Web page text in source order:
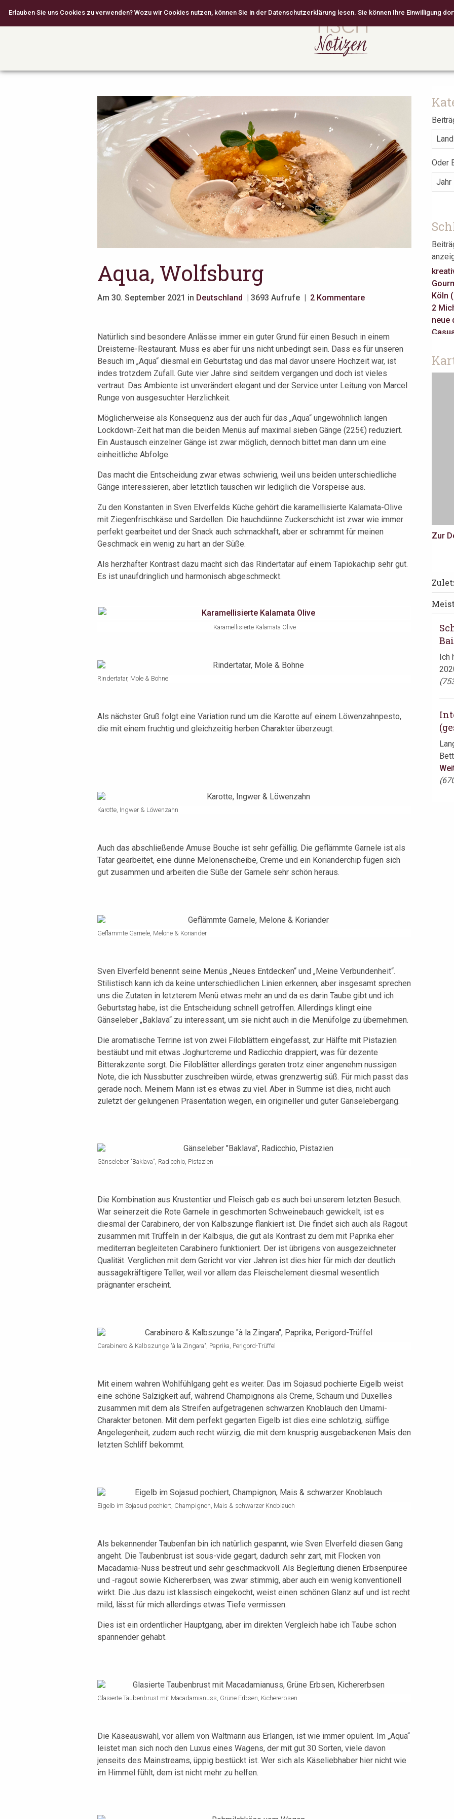
Aqua, Wolfsburg
Am 30. September 2021 in Deutschland | 3693 Aufrufe | 2 Kommentare
Natürlich sind besondere Anlässe immer ein guter Grund für einen Besuch in einem
Dreisterne-Restaurant. Muss es aber für uns nicht unbedingt sein. Dass es für unseren
Besuch im „Aqua“ diesmal ein Geburtstag und das mal davor unsere Hochzeit war, ist
indes trotzdem Zufall. Gute vier Jahre sind seitdem vergangen und doch ist vieles
vertraut. Das Ambiente ist unverändert elegant und der Service unter Leitung von Marcel
Runge von ausgesuchter Herzlichkeit.
Möglicherweise als Konsequenz aus der auch für das „Aqua“ ungewöhnlich langen
Lockdown-Zeit hat man die beiden Menüs auf maximal sieben Gänge (225€) reduziert.
Ein Austausch einzelner Gänge ist zwar möglich, dennoch bittet man dann um eine
einheitliche Abfolge.
Das macht die Entscheidung zwar etwas schwierig, weil uns beiden unterschiedliche
Gänge interessieren, aber letztlich tauschen wir lediglich die Vorspeise aus.
Zu den Konstanten in Sven Elverfelds Küche gehört die karamellisierte Kalamata-Olive
mit Ziegenfrischkäse und Sardellen. Die hauchdünne Zuckerschicht ist zwar wie immer
perfekt gearbeitet und der Snack auch schmackhaft, aber er schrammt für meinen
Geschmack ein wenig zu hart an der Süße.
Als herzhafter Kontrast dazu macht sich das Rindertatar auf einem Tapiokachip sehr gut.
Es ist unaufdringlich und harmonisch abgeschmeckt.
Karamellisierte Kalamata Olive
Rindertatar, Mole & Bohne
Als nächster Gruß folgt eine Variation rund um die Karotte auf einem Löwenzahnpesto,
die mit einem fruchtig und gleichzeitig herben Charakter überzeugt.
Karotte, Ingwer & Löwenzahn
Auch das abschließende Amuse Bouche ist sehr gefällig. Die geflämmte Garnele ist als
Tatar gearbeitet, eine dünne Melonenscheibe, Creme und ein Korianderchip fügen sich
gut zusammen und arbeiten die Süße der Garnele sehr schön heraus.
Geflämmte Garnele, Melone & Koriander
Sven Elverfeld benennt seine Menüs „Neues Entdecken“ und „Meine Verbundenheit“.
Stilistisch kann ich da keine unterschiedlichen Linien erkennen, aber insgesamt sprechen
uns die Zutaten in letzterem Menü etwas mehr an und da es darin Taube gibt und ich
Geburtstag habe, ist die Entscheidung schnell getroffen. Allerdings klingt eine
Gänseleber „Baklava“ zu interessant, um sie nicht auch in die Menüfolge zu übernehmen.
Die aromatische Terrine ist von zwei Filoblättern eingefasst, zur Hälfte mit Pistazien
bestäubt und mit etwas Joghurtcreme und Radicchio drappiert, was für dezente
Bitterakzente sorgt. Die Filoblätter allerdings geraten trotz einer angenehm nussigen
Note, die ich Nussbutter zuschreiben würde, etwas grenzwertig süß. Für mich passt das
gerade noch. Meinem Mann ist es etwas zu viel. Aber in Summe ist dies, nicht auch
zuletzt der gelungenen Präsentation wegen, ein origineller und guter Gänselebergang.
Gänseleber "Baklava", Radicchio, Pistazien
Die Kombination aus Krustentier und Fleisch gab es auch bei unserem letzten Besuch.
War seinerzeit die Rote Garnele in geschmorten Schweinebauch gewickelt, ist es
diesmal der Carabinero, der von Kalbszunge flankiert ist. Die findet sich auch als Ragout
zusammen mit Trüffeln in der Kalbsjus, die gut als Kontrast zu dem mit Paprika eher
mediterran begleiteten Carabinero funktioniert. Der ist übrigens von ausgezeichneter
Qualität. Verglichen mit dem Gericht vor vier Jahren ist dies hier für mich der deutlich
aussagekräftigere Teller, weil vor allem das Fleischelement diesmal wesentlich
prägnanter erscheint.
Carabinero & Kalbszunge "à la Zingara", Paprika, Perigord-Trüffel
Mit einem wahren Wohlfühlgang geht es weiter. Das im Sojasud pochierte Eigelb weist
eine schöne Salzigkeit auf, während Champignons als Creme, Schaum und Duxelles
zusammen mit dem als Streifen aufgetragenen schwarzen Knoblauch den Umami-
Charakter betonen. Mit dem perfekt gegarten Eigelb ist dies eine schlotzig, süffige
Angelegenheit, zudem auch recht würzig, die mit dem knusprig ausgebackenen Mais den
letzten Schliff bekommt.
Eigelb im Sojasud pochiert, Champignon, Mais & schwarzer Knoblauch
Als bekennender Taubenfan bin ich natürlich gespannt, wie Sven Elverfeld diesen Gang
angeht. Die Taubenbrust ist sous-vide gegart, dadurch sehr zart, mit Flocken von
Macadamia-Nuss bestreut und sehr geschmackvoll. Als Begleitung dienen Erbsenpüree
und -ragout sowie Kichererbsen, was zwar stimmig, aber auch ein wenig konventionell
wirkt. Die Jus dazu ist klassisch eingekocht, weist einen schönen Glanz auf und ist recht
mild, lässt für mich allerdings etwas Tiefe vermissen.
Dies ist ein ordentlicher Hauptgang, aber im direkten Vergleich habe ich Taube schon
spannender gehabt.
Glasierte Taubenbrust mit Macadamianuss, Grüne Erbsen, Kichererbsen
Die Käseauswahl, vor allem von Waltmann aus Erlangen, ist wie immer opulent. Im „Aqua“
leistet man sich noch den Luxus eines Wagens, der mit gut 30 Sorten, viele davon
jenseits des Mainstreams, üppig bestückt ist. Wer sich als Käseliebhaber hier nicht wie
im Himmel fühlt, dem ist nicht mehr zu helfen.
Oder
Köln
2
neue
Gault
Zur
Ich
Erlauben Sie uns Cookies zu verwenden? Wozu wir Cookies nutzen, können Sie in der Datenschutzerklärung lesen. Sie können Ihre Einwilligung